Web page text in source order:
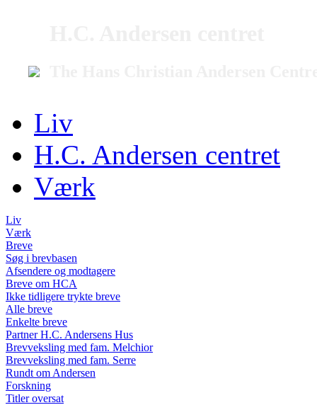
Liv
H.C. Andersen centret
Værk
Liv
Værk
Breve
Søg i brevbasen
Afsendere og modtagere
Breve om HCA
Ikke tidligere trykte breve
Alle breve
Enkelte breve
Partner H.C. Andersens Hus
Brevveksling med fam. Melchior
Brevveksling med fam. Serre
Rundt om Andersen
Forskning
Titler oversat